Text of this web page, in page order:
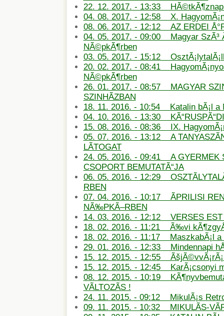
22. 12. 2017. - 13:33 HÃ©tkÃ¶znapi
04. 08. 2017. - 12:58 X.
08. 06. 2017. - 12:12 AZ ERDEI
04. 05. 2017. - 09:00 Magyar SzÃ³
NÃ©pkÃ¶rben
03. 05. 2017. - 15:12
20. 02. 2017. - 08:41
NÃ©pkÃ¶rben
26. 01. 2017. - 08:57 MAGYAR
SZINHÃZBAN
18. 11. 2016. - 10:54 Katalin bÃ¡l a
04. 10. 2016. - 13:30
15. 08. 2016. - 08:36 IX.
05. 07. 2016. - 13:12 A
LÃTOGAT
24. 05. 2016. - 09:41 A GYERMEK
CSOPORT BEMUTATÃ“JA
06. 05. 2016. - 12:29
RBEN
07. 04. 2016. - 10:17 ÃPRILISI
NÃ‰PKÃ–RBEN
14. 03. 2016. - 12:12 VERSES
18. 02. 2016. - 11:21 Ã‰vi
18. 02. 2016. - 11:17 MaszkabÃ¡l a
29. 01. 2016. - 12:33 Mindennapi
15. 12. 2015. - 12:55
15. 12. 2015. - 12:45 KarÃ¡csonyi
08. 12. 2015. - 10:19
VÃLTOZÃS !
24. 11. 2015. - 09:12 MikulÃ¡s
09. 11. 2015. - 10:32 MIKULÃS-